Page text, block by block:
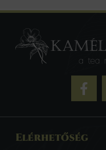
Elérhetőség